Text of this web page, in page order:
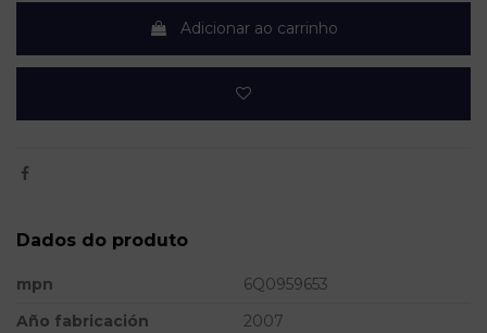
Adicionar ao carrinho
Dados do produto
mpn
6Q0959653
Año fabricación
2007